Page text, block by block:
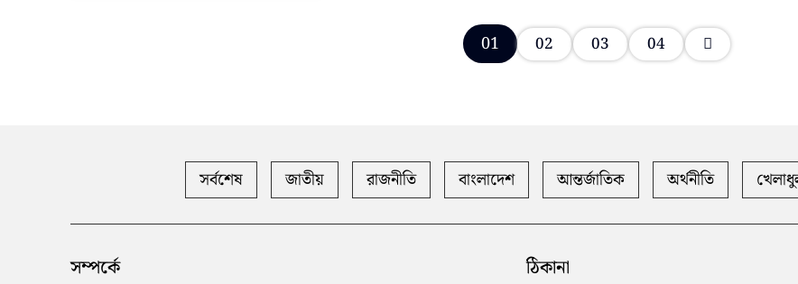
01 02 03 04
সর্বশেষ জাতীয় রাজনীতি বাংলাদেশ আন্তর্জাতিক অর্থনীতি
সম্পর্কে ঠিকানা